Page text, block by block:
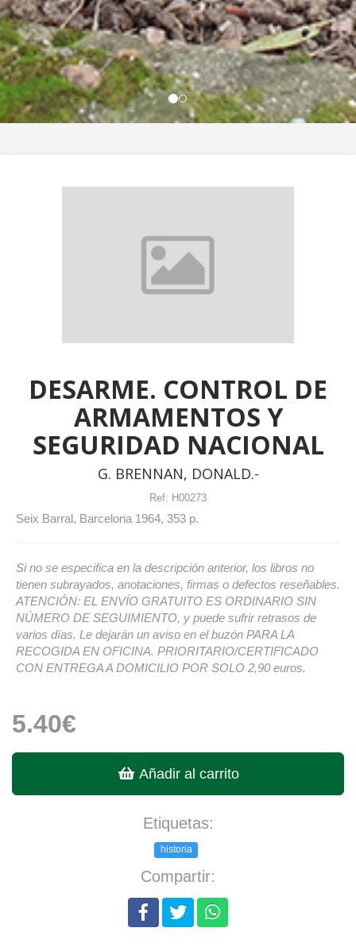
DESARME. CONTROL DE
ARMAMENTOS Y
SEGURIDAD NACIONAL
G. BRENNAN, DONALD.-
Ref: H00273
Seix Barral, Barcelona 1964, 353 p.
Si no se especifica en la descripción anterior, los libros no
tienen subrayados, anotaciones, firmas o defectos reseñables.
ATENCIÓN: EL ENVÍO GRATUITO ES ORDINARIO SIN
NÚMERO DE SEGUIMIENTO, y puede sufrir retrasos de
varios días. Le dejarán un aviso en el buzón PARA LA
RECOGIDA EN OFICINA. PRIORITARIO/CERTIFICADO
CON ENTREGA A DOMICILIO POR SOLO 2,90 euros.
5.40€
Añadir al carrito
Etiquetas:
historia
Compartir: